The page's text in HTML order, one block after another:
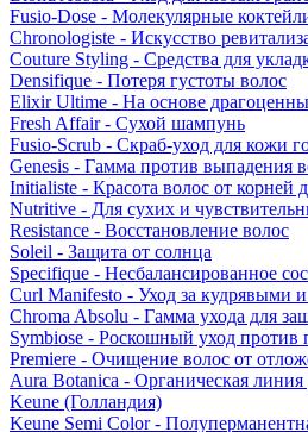
Fusio-Dose - Молекулярные
Chronologiste - Искусство
Couture Styling - Средства для
Densifique - Потеря густоты волос
Elixir Ultime - На основе
Fresh Affair - Сухой шампунь
Fusio-Scrub - Скраб-уход для кожи
Genesis - Гамма против выпадения
Initialiste - Красота волос от корней
Nutritive - Для сухих и
Resistance - Восстановление волос
Soleil - Защита от солнца
Specifique - Несбалансированное
Curl Manifesto - Уход за кудрявыми
Chroma Absolu - Гамма ухода для
Symbiose - Роскошный уход против
Premiere - Очищение волос от
Aura Botanica - Органическая линия
Keune (Голландия)
Keune Semi Color -